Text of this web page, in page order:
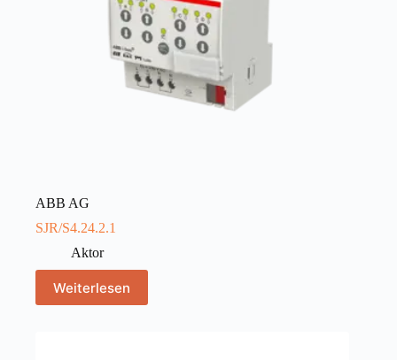
ABB AG
SJR/S4.24.2.1
Aktor
Weiterlesen